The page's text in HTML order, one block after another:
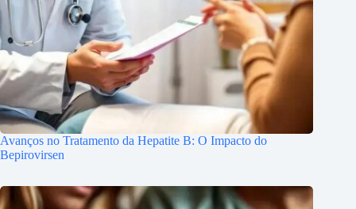
Avanços no Tratamento da Hepatite B: O Impacto do
Bepirovirsen